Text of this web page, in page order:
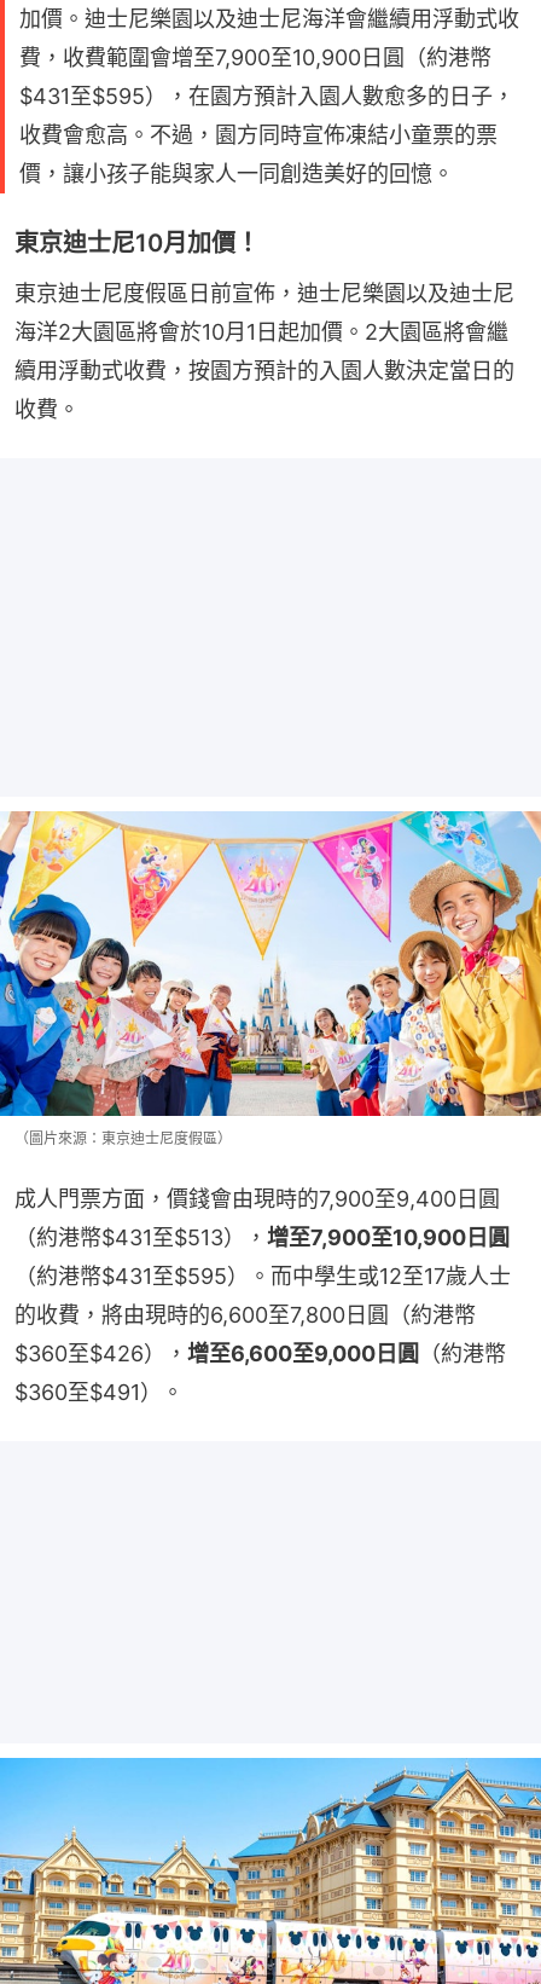
加價。迪士尼樂園以及迪士尼海洋會繼續用浮動式收
費，收費範圍會增至7,900至10,900日圓（約港幣
$431至$595），在園方預計入園人數愈多的日子，
收費會愈高。不過，園方同時宣佈凍結小童票的票
價，讓小孩子能與家人一同創造美好的回憶。
東京迪士尼10月加價！
東京迪士尼度假區日前宣佈，迪士尼樂園以及迪士尼
海洋2大園區將會於10月1日起加價。2大園區將會繼
續用浮動式收費，按園方預計的入園人數決定當日的
收費。
（圖片來源：東京迪士尼度假區）
成人門票方面，價錢會由現時的7,900至9,400日圓
（約港幣$431至$513）， 增至7,900至10,900日圓
（約港幣$431至$595）。而中學生或12至17歲人士
的收費，將由現時的6,600至7,800日圓（約港幣
$360至$426）， 增至6,600至9,000日圓 （約港幣
$360至$491）。